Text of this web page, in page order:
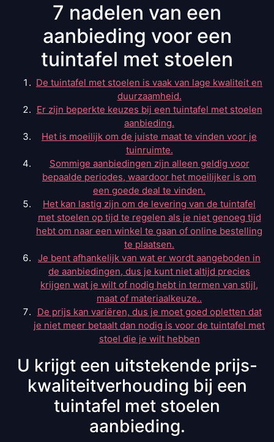
7 nadelen van een
aanbieding voor een
tuintafel met stoelen
De tuintafel met stoelen is vaak van lage kwaliteit en
duurzaamheid.
Er zijn beperkte keuzes bij een tuintafel met stoelen
aanbieding.
Het is moeilijk om de juiste maat te vinden voor je
tuinruimte.
Sommige aanbiedingen zijn alleen geldig voor
bepaalde periodes, waardoor het moeilijker is om
een goede deal te vinden.
Het kan lastig zijn om de levering van de tuintafel
met stoelen op tijd te regelen als je niet genoeg tijd
hebt om naar een winkel te gaan of online bestelling
te plaatsen.
Je bent afhankelijk van wat er wordt aangeboden in
de aanbiedingen, dus je kunt niet altijd precies
krijgen wat je wilt of nodig hebt in termen van stijl,
maat of materiaalkeuze..
De prijs kan variëren, dus je moet goed opletten dat
je niet meer betaalt dan nodig is voor de tuintafel met
stoel die je wilt hebben
U krijgt een uitstekende prijs-
kwaliteitverhouding bij een
tuintafel met stoelen
aanbieding.